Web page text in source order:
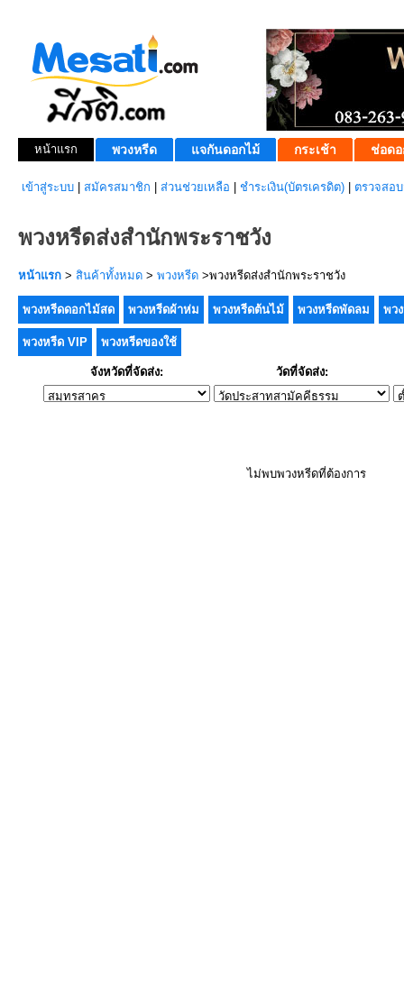
หน้าแรก พวงหรีด แจกันดอกไม้ กระเช้า ช่อดอ
เข้าสู่ระบบ สมัครสมาชิก ส่วนช่วยเหลือ ชำระเงิน(บัตรเครดิต) ตรวจสอ
พวงหรีดส่งสำนักพระราชวัง
หน้าแรก > สินค้าทั้งหมด > พวงหรีด >พวงหรีดส่งสำนักพระราชวัง
พวงหรีดดอกไม้สด พวงหรีดผ้าห่ม พวงหรีดต้นไม้ พวงหรีดพัดลม พว
พวงหรีด VIP พวงหรีดของใช้
จังหวัดที่จัดส่ง: วัดที่จัดส่ง:
ไม่พบพวงหรีดที่ต้องการ